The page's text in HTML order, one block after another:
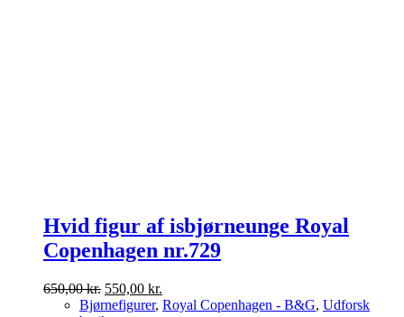
Hvid figur af isbjørneunge Royal
Copenhagen nr.729
650,00kr. Den
oprindelige
550,00 kr.
aktuelle
Bjørnefigurer, Royal Copenhagen - B&G, Udforsk